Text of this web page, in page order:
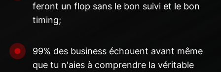
feront un flop sans le bon suivi et le bon
timing;
99% des business échouent avant même
que tu n'aies à comprendre la véritable